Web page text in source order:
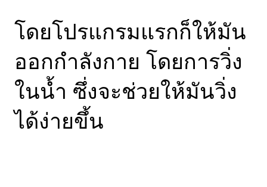
โดยโปรแกรมแรกก็ให้มัน
ออกกำลังกาย โดยการวิ่ง
ในน้ำ ซึ่งจะช่วยให้มันวิ่ง
ได้ง่ายขึ้น